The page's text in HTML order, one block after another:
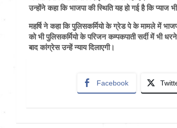
उन्होंने कहा कि भाजपा की स्थिति यह हो गई है कि प्याज
महर्षि ने कहा कि पुलिसकर्मियो के ग्रेड पे के मामले में
को भी पुलिसकर्मियो के परिजन कम्पकपाती सर्दी में भी
बाद कांग्रेस उन्हें न्याय दिलाएगी।
Facebook